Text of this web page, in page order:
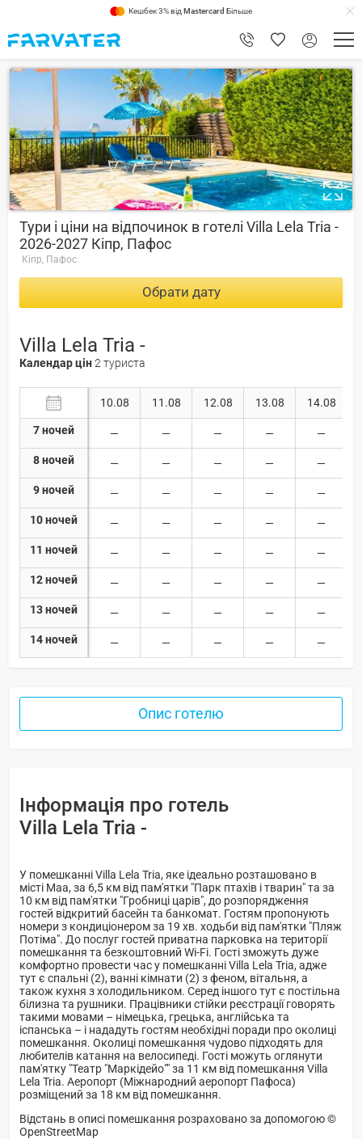
Кешбек 3% від Mastercard Більше
8.8
Тури і ціни на відпочинок в готелі Villa Lela Tria -
2026-2027 Кіпр, Пафос
Кіпр, Пафос
Обрати дату
Villa Lela Tria -
Календар цін2 туриста
7 ночей
8 ночей
9 ночей
10 ночей
11 ночей
12 ночей
13 ночей
14 ночей
10.08 11.08 12.08 13.08 14.08
Опис готелю
Інформація про готель
Villa Lela Tria -
У помешканні Villa Lela Tria, яке ідеально розташовано в
місті Maa, за 6,5 км від пам'ятки "Парк птахів і тварин" та за
10 км від пам'ятки "Гробниці царів", до розпорядження
гостей відкритий басейн та банкомат. Гостям пропонують
номери з кондиціонером за 19 хв. ходьби від пам'ятки "Пляж
Потіма". До послуг гостей приватна парковка на території
помешкання та безкоштовний Wi-Fi. Гості зможуть дуже
комфортно провести час у помешканні Villa Lela Tria, адже
тут є спальні (2), ванні кімнати (2) з феном, вітальня, а
також кухня з холодильником. Серед іншого тут є постільна
білизна та рушники. Працівники стійки реєстрації говорять
такими мовами – німецька, грецька, англійська та
іспанська – і нададуть гостям необхідні поради про околиці
помешкання. Околиці помешкання чудово підходять для
любителів катання на велосипеді. Гості можуть оглянути
пам'ятку "Театр "Маркідейо"" за 11 км від помешкання Villa
Lela Tria. Аеропорт (Міжнародний аеропорт Пафоса)
розміщений за 18 км від помешкання.
Відстань в описі помешкання розраховано за допомогою ©
OpenStreetMap